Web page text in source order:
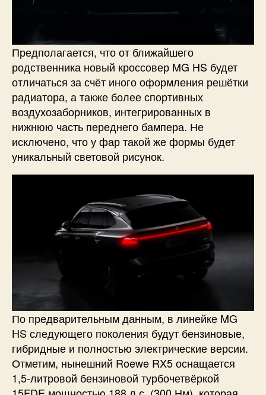
Предполагается, что от ближайшего
родственника новый кроссовер MG HS будет
отличаться за счёт иного оформления решётки
радиатора, а также более спортивных
воздухозаборников, интегрированных в
нижнюю часть переднего бампера. Не
исключено, что у фар такой же формы будет
уникальный световой рисунок.
По предварительным данным, в линейке MG
HS следующего поколения будут бензиновые,
гибридные и полностью электрические версии.
Отметим, нынешний Roewe RX5 оснащается
1,5-литровой бензиновой турбочетвёркой